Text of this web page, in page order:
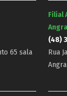
65 sala
Filial
(48)
Rua